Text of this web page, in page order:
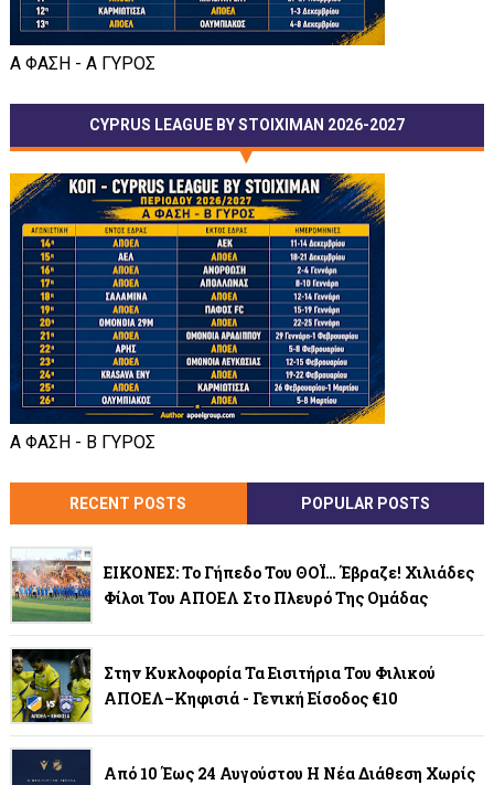
Α ΦΑΣΗ - Α ΓΥΡΟΣ
CYPRUS LEAGUE BY STOIXIMAN 2026-2027
Α ΦΑΣΗ - Β ΓΥΡΟΣ
RECENT POSTS POPULAR POSTS
ΕΙΚΟΝΕΣ: Το Γήπεδο Του ΘΟΪ… Έβραζε! Χιλιάδες
Φίλοι Του ΑΠΟΕΛ Στο Πλευρό Της Ομάδας
Στην Κυκλοφορία Τα Εισιτήρια Του Φιλικού
ΑΠΟΕΛ–Κηφισιά - Γενική Είσοδος €10
Από 10 Έως 24 Αυγούστου Η Νέα Διάθεση Χωρίς